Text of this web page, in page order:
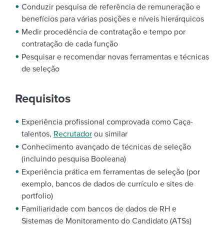
Conduzir pesquisa de referência de remuneração e
benefícios para várias posições e níveis hierárquicos
Medir procedência de contratação e tempo por
contratação de cada função
Pesquisar e recomendar novas ferramentas e técnicas
de seleção
Requisitos
Experiência profissional comprovada como Caça-
talentos, Recrutador ou similar
Conhecimento avançado de técnicas de seleção
(incluindo pesquisa Booleana)
Experiência prática em ferramentas de seleção (por
exemplo, bancos de dados de currículo e sites de
portfolio)
Familiaridade com bancos de dados de RH e
Sistemas de Monitoramento do Candidato (ATSs)